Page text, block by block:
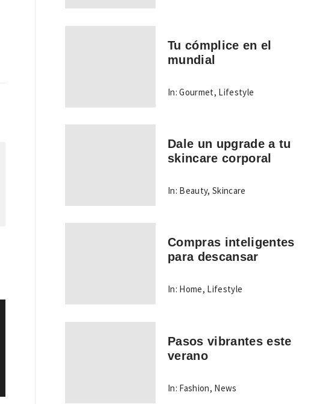
Tu cómplice en el
mundial
In: Gourmet, Lifestyle
Dale un upgrade a tu
skincare corporal
In: Beauty,Skincare
Compras inteligentes
para descansar
In: Home, Lifestyle
Pasos vibrantes este
verano
In: Fashion, News